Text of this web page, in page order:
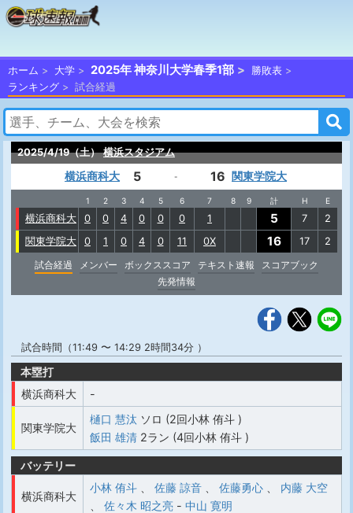
ホーム 大学 2025年 神奈川大学春季1部
勝敗表
ランキング
試合経過
2025/4/19（土） 横浜スタジアム
横浜商科大 5 - 16 関東学院大
1 2 3 4 5 6 7 8 9 計 H E
横浜商科大 0 0 4 0 0 0 1 5 7
2
関東学院大
0 1 0 4 0 11 0X 16 17
2
試合経過
メンバー ボックススコア テキスト速報
スコアブック
先発情報
試合時間（11:49 〜 14:29 2時間34分 ）
本塁打
横浜商科大
-
関東学院大
樋口 慧汰 ソロ (2回小林 侑斗 )
飯田 雄清 2ラン (4回小林 侑斗 )
バッテリー
横浜商科大
小林 侑斗 佐藤 諒音 佐藤勇心
内藤 大空
佐々木 昭之亮 - 中山 寛明